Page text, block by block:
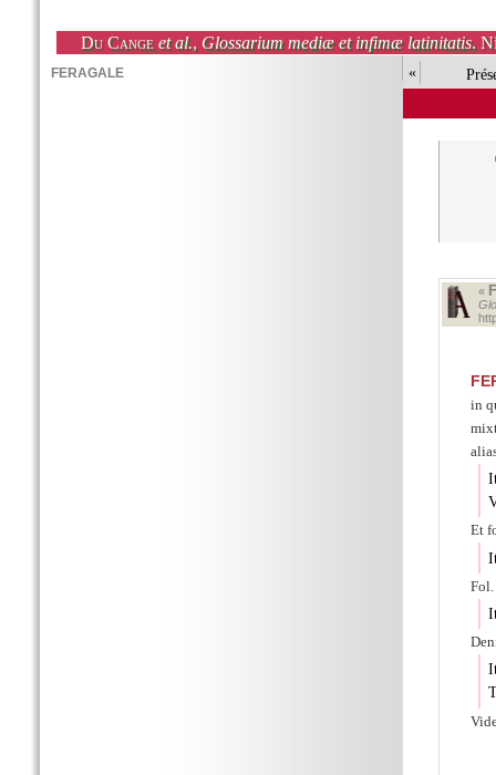
Du Cange et al., Glossarium mediæ et infimæ latinitatis.
«
«
in
Et